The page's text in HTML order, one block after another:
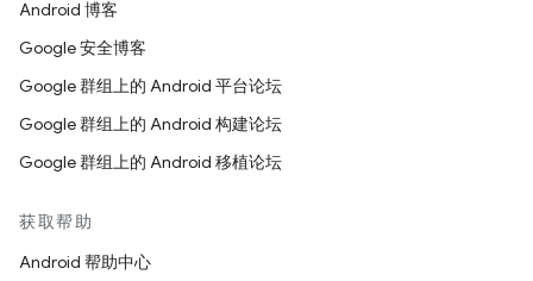
Android 博客
Google 安全博客
Google 群组上的 Android 平台论坛
Google 群组上的 Android 构建论坛
Google 群组上的 Android 移植论坛
获取帮助
Android 帮助中心